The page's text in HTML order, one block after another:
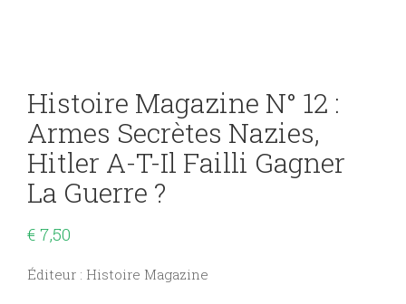
Histoire Magazine N° 12 :
Armes Secrètes Nazies,
Hitler A-T-Il Failli Gagner
La Guerre ?
€ 7,50
Éditeur : Histoire Magazine